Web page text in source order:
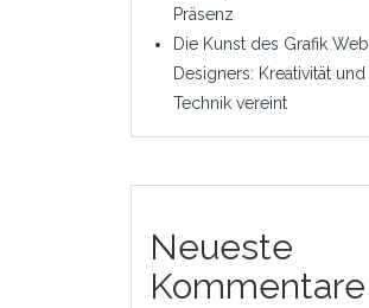
Präsenz
Die Kunst des Grafik Web
Designers: Kreativität und
Technik vereint
Neueste
Kommentare